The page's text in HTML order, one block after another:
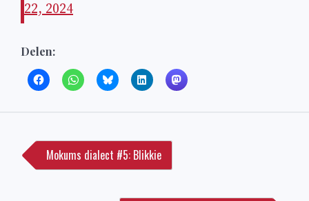
22, 2024
Delen:
navigatie
Mokums dialect #5: Blikkie